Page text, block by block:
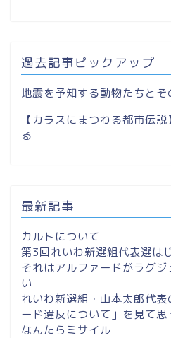
過去記事ピックアップ
地震を予知する動物たちと
【カラスにまつわる都市伝
る
最新記事
カルトについて
第3回れいわ新選組代表選は
それはアルファードがラグ
い
れいわ新選組・山本太郎代
ード違反について」を見て思
なんたらミサイル